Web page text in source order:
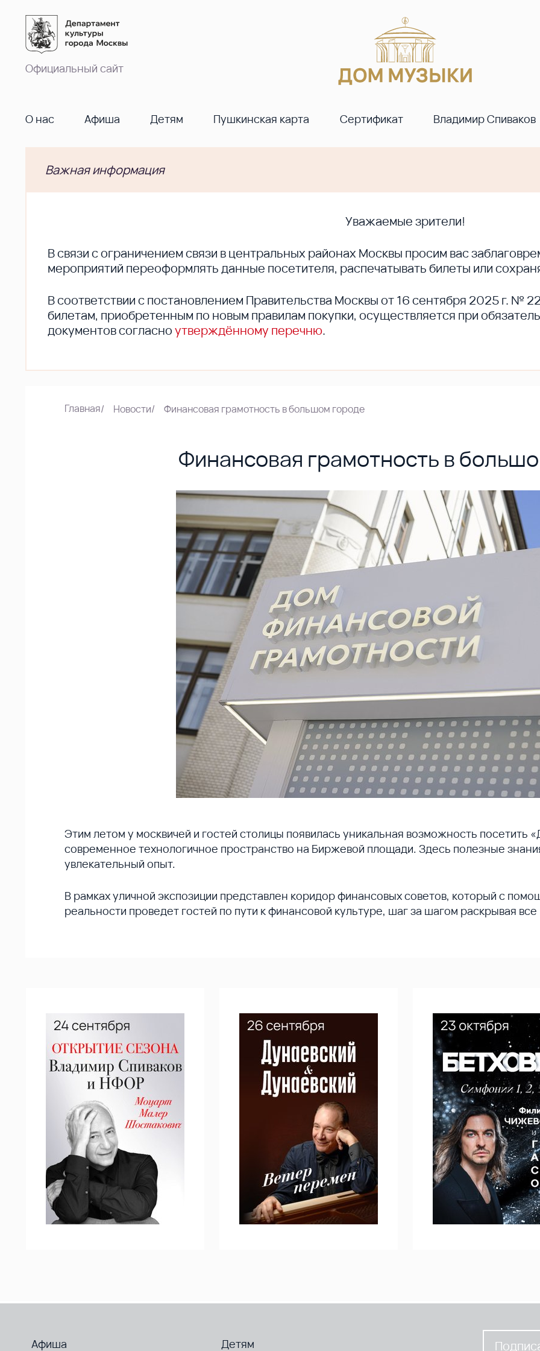
Официальный сайт
О нас Афиша Детям Пушкинская карта Сертификат Владимир Спиваков
Важная информация
Уважаемые зрители!
В cвязи с ограничением связи в центральных районах Москвы просим вас
мероприятий переоформлять данные посетителя, распечатывать билеты или
В соответствии с постановлением Правительства Москвы от 16 сентября 2025 г. №
билетам, приобретенным по новым правилам покупки, осуществляется при
документов согласноутверждённому перечню.
Главная/ Новости/ Финансовая грамотность в большом городе
Финансовая грамотность в
Этим летом у москвичей и гостей столицы появилась уникальная возможность посетить
современное технологичное пространство на Биржевой площади. Здесь полезные
увлекательный опыт.
В рамках уличной экспозиции представлен коридор финансовых советов, который с
реальности проведет гостей по пути к финансовой культуре, шаг за шагом раскрывая
Афиша Детям